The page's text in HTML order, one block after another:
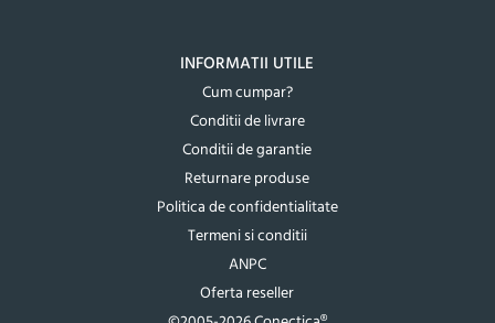
INFORMATII UTILE
Cum cumpar?
Conditii de livrare
Conditii de garantie
Returnare produse
Politica de confidentialitate
Termeni si conditii
ANPC
Oferta reseller